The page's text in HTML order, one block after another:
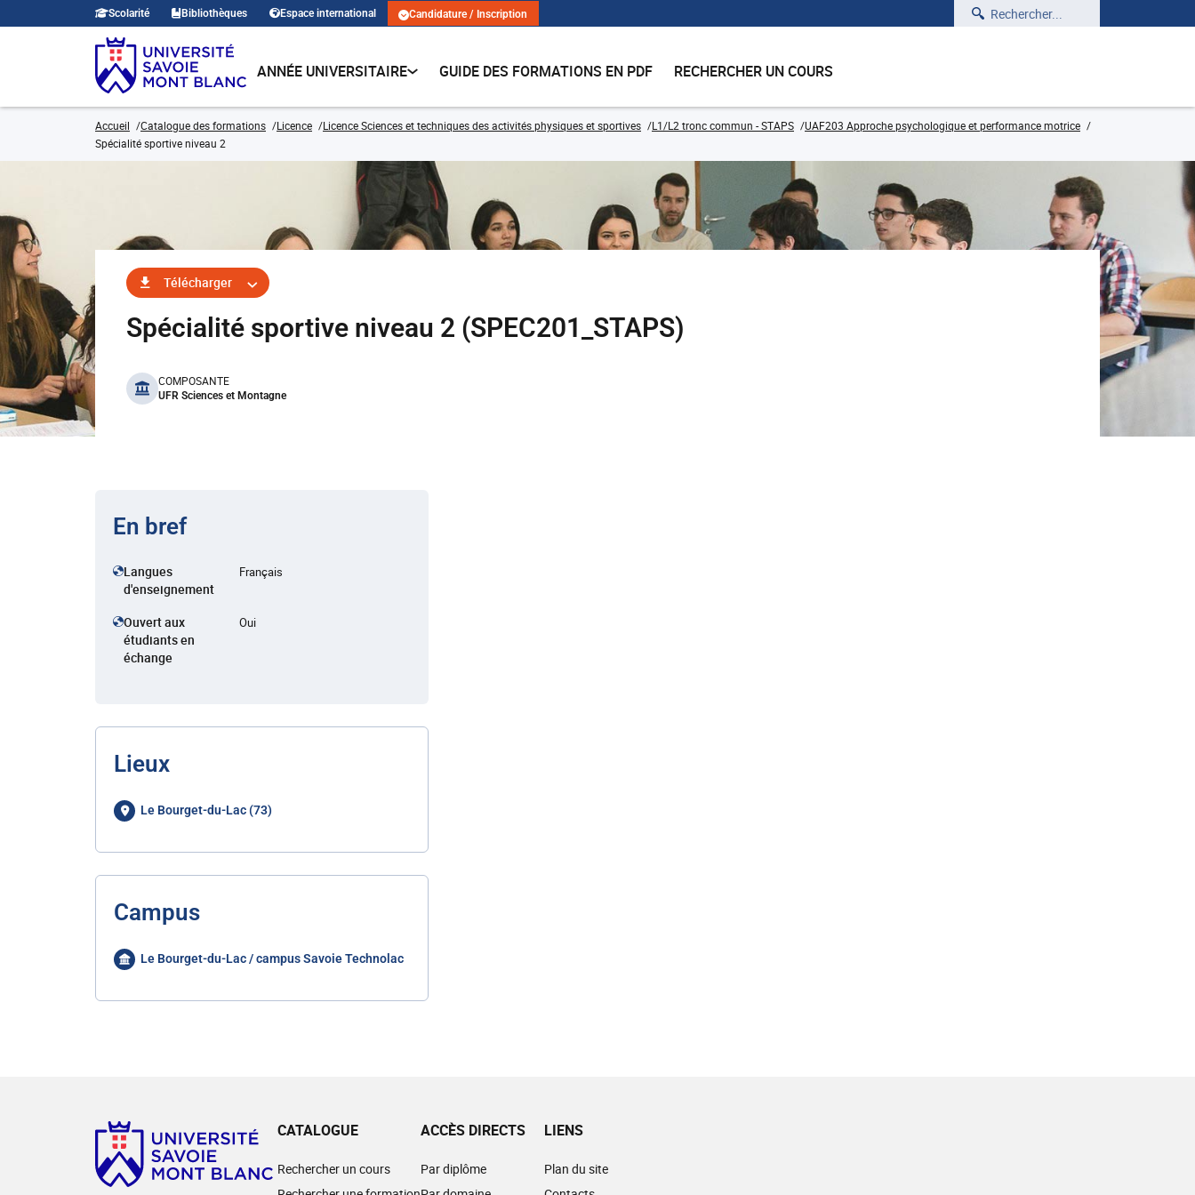
Scolarité Bibliothèques Espace international Candidature / Inscription Rechercher
ANNÉE UNIVERSITAIRE GUIDE DES FORMATIONS EN PDF RECHERCHER UN COURS
Accueil Catalogue des formations Licence Licence Sciences et techniques des activités physiques et sportives L1/L2 tronc commun - STAPS
UAF203 Approche psychologique et performance motrice
Spécialité sportive niveau 2
Télécharger
Spécialité sportive niveau 2 (SPEC201_STAPS)
benefits
COMPOSANTE
UFR Sciences et Montagne
En bref
Langues
d'enseignement
Français
Ouvert aux
étudiants en
échange
Oui
Lieux
Le Bourget-du-Lac (73)
Campus
Le Bourget-du-Lac / campus Savoie Technolac
CATALOGUE
Rechercher un cours
ACCÈS DIRECTS
Par diplôme
LIENS
Plan du site